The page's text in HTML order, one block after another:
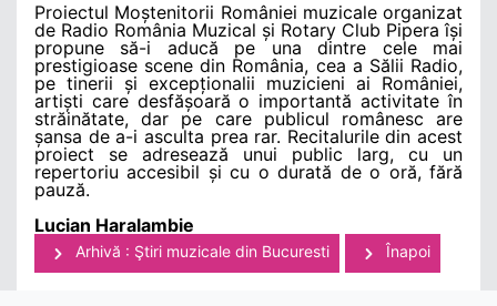
Proiectul Moștenitorii României muzicale organizat
de Radio România Muzical și Rotary Club Pipera își
propune să-i aducă pe una dintre cele mai
prestigioase scene din România, cea a Sălii Radio,
pe tinerii și excepționalii muzicieni ai României,
artiști care desfășoară o importantă activitate în
străinătate, dar pe care publicul românesc are
șansa de a-i asculta prea rar. Recitalurile din acest
proiect se adresează unui public larg, cu un
repertoriu accesibil și cu o durată de o oră, fără
pauză.
Lucian Haralambie
Arhivă : Ştiri muzicale din Bucuresti Înapoi